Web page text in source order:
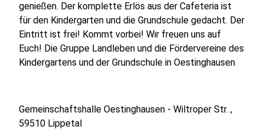
genießen. Der komplette Erlös aus der Cafeteria ist
für den Kindergarten und die Grundschule gedacht. Der
Eintritt ist frei! Kommt vorbei! Wir freuen uns auf
Euch! Die Gruppe Landleben und die Fördervereine des
Kindergartens und der Grundschule in Oestinghausen
Gemeinschaftshalle Oestinghausen - Wiltroper Str. ,
59510 Lippetal